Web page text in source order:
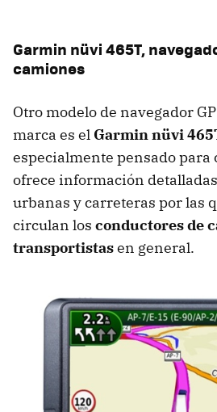
Garmin nüvi 465T,
camiones
Otro modelo de navegador
marca es el Garmin nüvi
especialmente pensado para
ofrece información
urbanas y carreteras por las
circulan los conductores de
transportistasen general.